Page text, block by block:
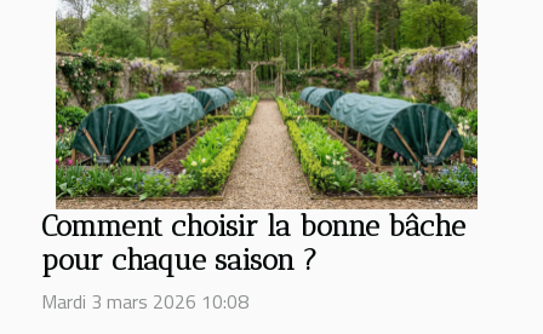
Comment choisir la bonne bâche
pour chaque saison ?
Mardi 3 mars 2026 10:08